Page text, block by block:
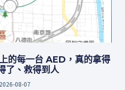
的每一台 AED，真的拿得
了、救得到人
2026-08-07